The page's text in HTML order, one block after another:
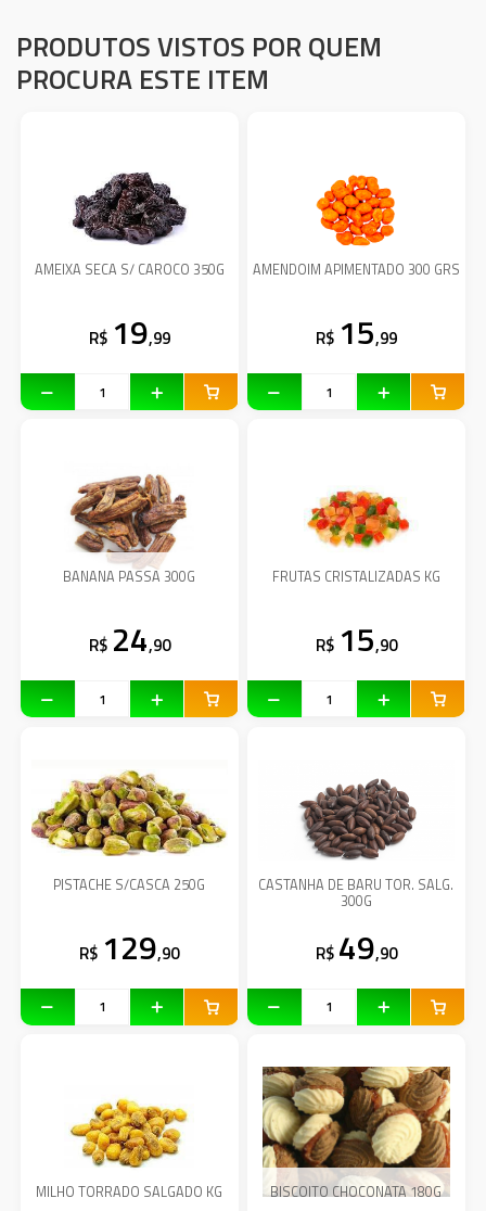
PRODUTOS VISTOS POR QUEM
PROCURA ESTE ITEM
AMEIXA SECA S/ CAROCO 350G
R$ 19,99
AMENDOIM APIMENTADO 300 GRS
R$ 15,99
BANANA PASSA 300G
R$ 24,90
FRUTAS CRISTALIZADAS KG
R$ 15,90
PISTACHE S/CASCA 250G
R$ 129,90
CASTANHA DE BARU TOR. SALG.
300G
R$ 49,90
MILHO TORRADO SALGADO KG BISCOITO CHOCONATA 180G